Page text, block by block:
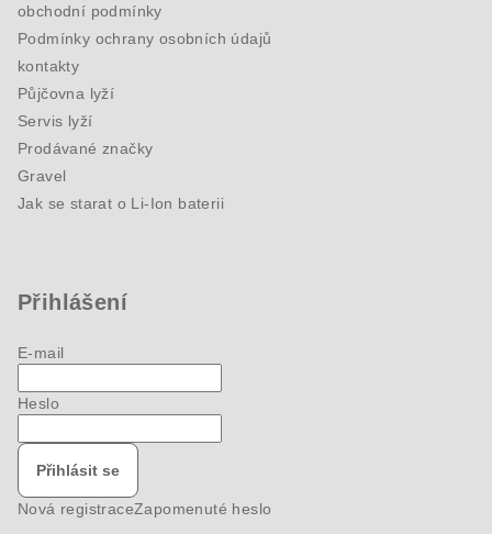
obchodní podmínky
Podmínky ochrany osobních údajů
kontakty
Půjčovna lyží
Servis lyží
Prodávané značky
Gravel
Jak se starat o Li-Ion baterii
Přihlášení
E-mail
Heslo
Přihlásit se
Nová registraceZapomenuté heslo